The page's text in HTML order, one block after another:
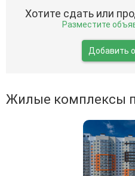
Хотите сдать или
Разместите
Добавить
Жилые комплексы